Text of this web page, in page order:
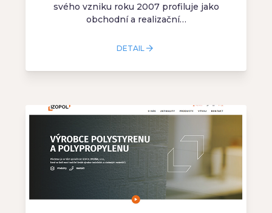
svého vzniku roku 2007 profiluje jako
obchodní a realizační…
DETAIL